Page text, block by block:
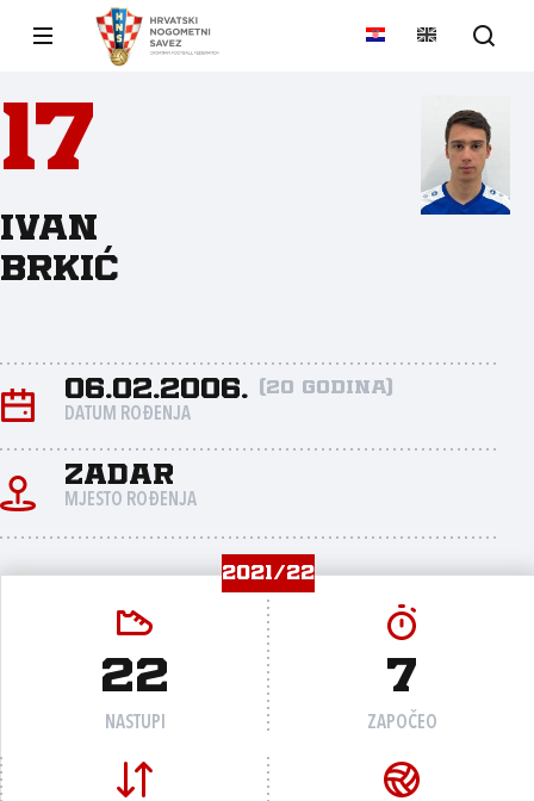
17
Ivan
Brkić
06.02.2006. (20 godina)
DATUM ROĐENJA
Zadar
MJESTO ROĐENJA
2021/22
22
NASTUPI
7
ZAPOČEO